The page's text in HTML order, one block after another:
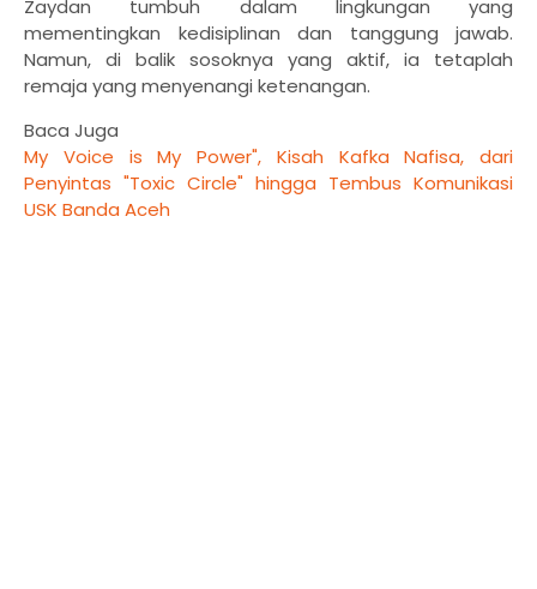
Zaydan tumbuh dalam lingkungan yang
mementingkan kedisiplinan dan tanggung jawab.
Namun, di balik sosoknya yang aktif, ia tetaplah
remaja yang menyenangi ketenangan.
Baca Juga
My Voice is My Power", Kisah Kafka Nafisa, dari
Penyintas "Toxic Circle" hingga Tembus Komunikasi
USK Banda Aceh